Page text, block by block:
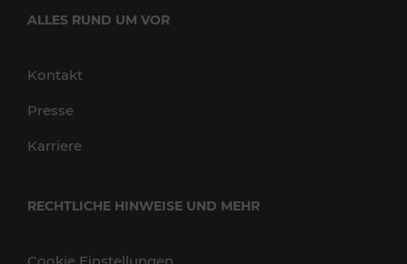
ALLES RUND UM VOR
Kontakt
Presse
Karriere
RECHTLICHE HINWEISE UND MEHR